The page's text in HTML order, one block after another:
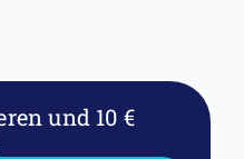
und 10 €